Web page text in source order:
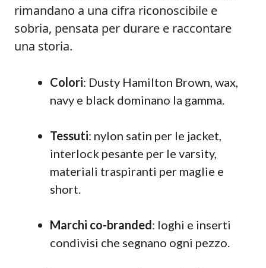
rimandano a una cifra riconoscibile e
sobria, pensata per durare e raccontare
una storia.
Colori: Dusty Hamilton Brown, wax,
navy e black dominano la gamma.
Tessuti: nylon satin per le jacket,
interlock pesante per le varsity,
materiali traspiranti per maglie e
short.
Marchi co-branded: loghi e inserti
condivisi che segnano ogni pezzo.